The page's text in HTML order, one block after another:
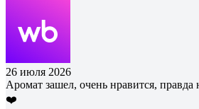
26 июля 2026
Аромат зашел, очень нравится, правда
❤️